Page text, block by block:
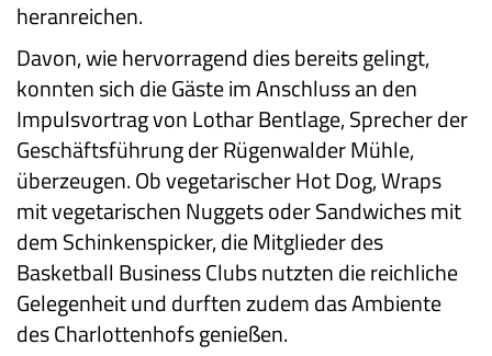
heranreichen.
Davon, wie hervorragend dies bereits gelingt,
konnten sich die Gäste im Anschluss an den
Impulsvortrag von Lothar Bentlage, Sprecher der
Geschäftsführung der Rügenwalder Mühle,
überzeugen. Ob vegetarischer Hot Dog, Wraps
mit vegetarischen Nuggets oder Sandwiches mit
dem Schinkenspicker, die Mitglieder des
Basketball Business Clubs nutzten die reichliche
Gelegenheit und durften zudem das Ambiente
des Charlottenhofs genießen.